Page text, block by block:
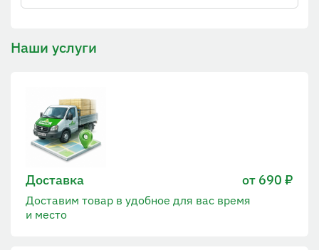
Наши услуги
Доставка от 690 ₽
Доставим товар в удобное для вас время
и место